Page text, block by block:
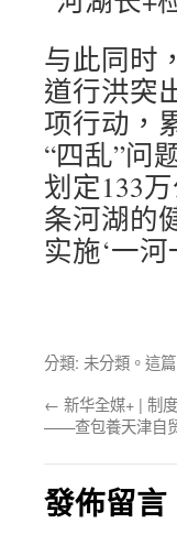
与此同时
道行洪突
项行动，
“四乱”问
划定133
条河湖的
实施‘一
分類: 未分類。這
← 新华全媒+ | 制
——查包養天津自
發佈留言